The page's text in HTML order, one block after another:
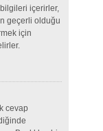
içerirler,
geçerli olduğu
için
cevap